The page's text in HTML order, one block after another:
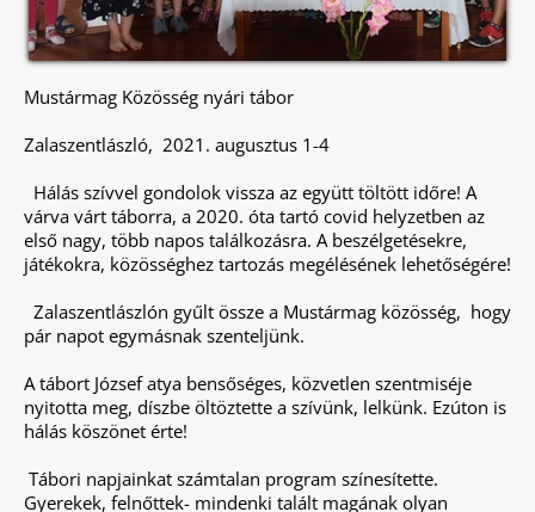
Mustármag Közösség nyári tábor
Zalaszentlászló, 2021. augusztus 1-4
Hálás szívvel gondolok vissza az együtt töltött időre! A
várva várt táborra, a 2020. óta tartó covid helyzetben az
első nagy, több napos találkozásra. A beszélgetésekre,
játékokra, közösséghez tartozás megélésének lehetőségére!
Zalaszentlászlón gyűlt össze a Mustármag közösség, hogy
pár napot egymásnak szenteljünk.
A tábort József atya bensőséges, közvetlen szentmiséje
nyitotta meg, díszbe öltöztette a szívünk, lelkünk. Ezúton is
hálás köszönet érte!
Tábori napjainkat számtalan program színesítette.
Gyerekek, felnőttek- mindenki talált magának olyan